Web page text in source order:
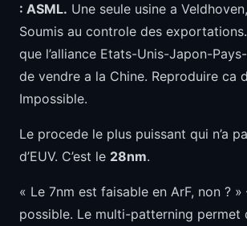
: ASML. Une seule usine a
Soumis au controle des exportations.
que l’alliance Etats-Unis-Japon-
de vendre a la Chine. Reproduire ca
Impossible.
Le procede le plus puissant qui n’a
d’EUV. C’est le 28nm.
« Le 7nm est faisable en ArF, non ? »
possible. Le multi-patterning permet